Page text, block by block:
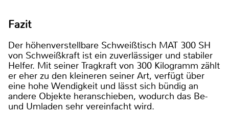
Fazit
Der höhenverstellbare Schweißtisch MAT 300 SH
von Schweißkraft ist ein zuverlässiger und stabiler
Helfer. Mit seiner Tragkraft von 300 Kilogramm zählt
er eher zu den kleineren seiner Art, verfügt über
eine hohe Wendigkeit und lässt sich bündig an
andere Objekte heranschieben, wodurch das Be-
und Umladen sehr vereinfacht wird.